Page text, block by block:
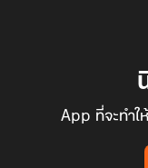
App ที่จะทำ